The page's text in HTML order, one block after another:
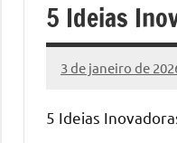
5 Ideias
3 de janeiro de
5 Ideias